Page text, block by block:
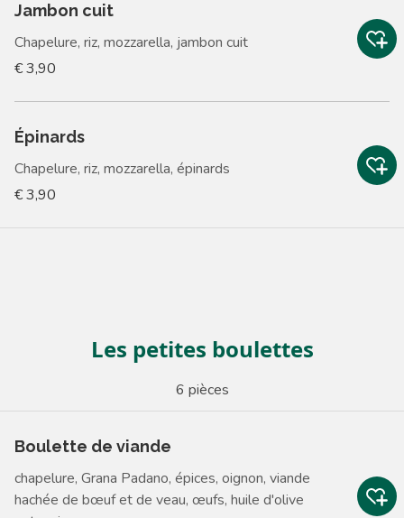
Jambon cuit
Chapelure, riz, mozzarella, jambon cuit
€ 3,90
Épinards
Chapelure, riz, mozzarella, épinards
€ 3,90
Les petites boulettes
6 pièces
Boulette de viande
chapelure, Grana Padano, épices, oignon, viande
hachée de bœuf et de veau, œufs, huile d'olive